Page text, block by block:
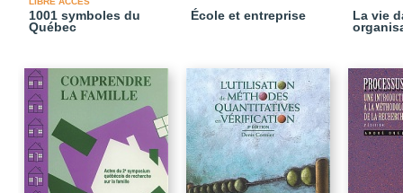
1001 symboles du
Québec
École et entreprise
La vie